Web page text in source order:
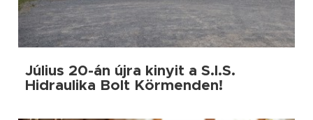
Július 20-án újra kinyit a S.I.S.
Hidraulika Bolt Körmenden!